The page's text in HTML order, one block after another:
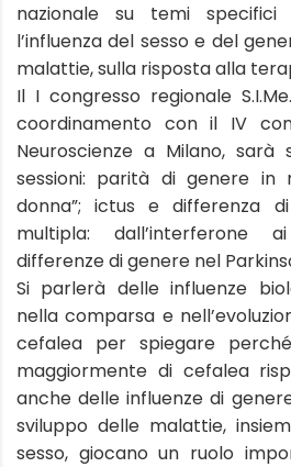
nazionale su temi
l’influenza del sesso e del
malattie, sulla risposta alla
Il I congresso regionale
coordinamento con il IV
Neuroscienze a Milano,
sessioni: parità di genere in
donna”; ictus e differenza
multipla: dall’interferone
differenze di genere nel
Si parlerà delle influenze
nella comparsa e
cefalea per spiegare
maggiormente di cefalea
anche delle influenze di
sviluppo delle malattie,
sesso, giocano un ruolo